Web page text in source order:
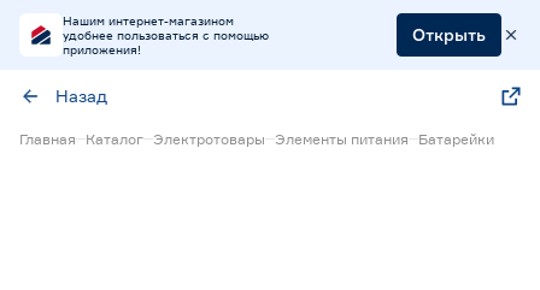
Нашим интернет-магазином
удобнее пользоваться с помощью
приложения!
Открыть
Назад
Главная Каталог Электротовары Элементы питания Батарейки